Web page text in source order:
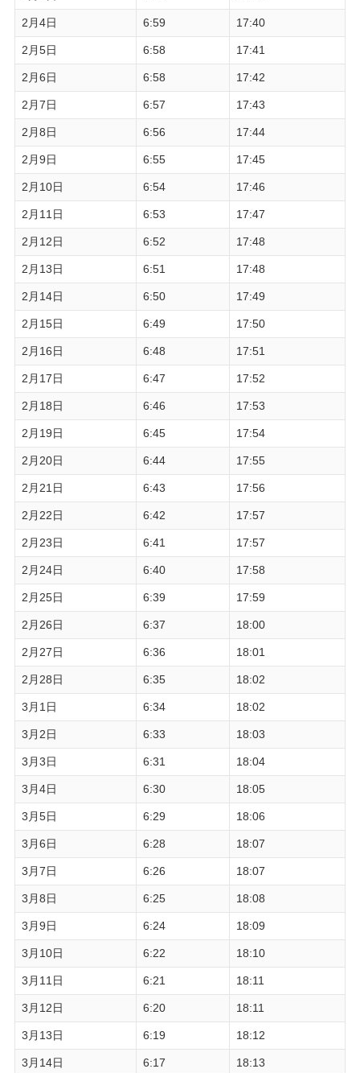
2月4日 6:59 17:40
2月5日 6:58 17:41
2月6日 6:58 17:42
2月7日 6:57 17:43
2月8日 6:56 17:44
2月9日 6:55 17:45
2月10日 6:54 17:46
2月11日 6:53 17:47
2月12日 6:52 17:48
2月13日 6:51 17:48
2月14日 6:50 17:49
2月15日 6:49 17:50
2月16日 6:48 17:51
2月17日 6:47 17:52
2月18日 6:46 17:53
2月19日 6:45 17:54
2月20日 6:44 17:55
2月21日 6:43 17:56
2月22日 6:42 17:57
2月23日 6:41 17:57
2月24日 6:40 17:58
2月25日 6:39 17:59
2月26日 6:37 18:00
2月27日 6:36 18:01
2月28日 6:35 18:02
3月1日 6:34 18:02
3月2日 6:33 18:03
3月3日 6:31 18:04
3月4日 6:30 18:05
3月5日 6:29 18:06
3月6日 6:28 18:07
3月7日 6:26 18:07
3月8日 6:25 18:08
3月9日 6:24 18:09
3月10日 6:22 18:10
3月11日 6:21 18:11
3月12日 6:20 18:11
3月13日 6:19 18:12
3月14日 6:17 18:13